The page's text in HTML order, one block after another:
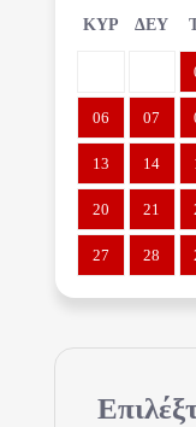
ΚΥΡ ΔΕΥ
06 07
13 14
20 21
27 28